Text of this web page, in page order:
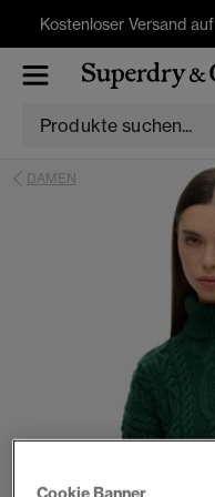
Kostenloser Versand
DAMEN